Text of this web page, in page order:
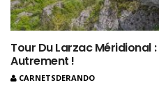
Tour Du Larzac Méridional
Autrement !
CARNETSDERANDO